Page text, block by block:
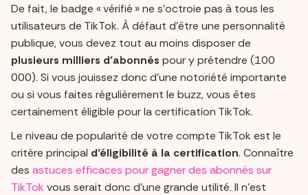
De fait, le badge « vérifié » ne s’octroie pas à tous les
utilisateurs de TikTok. À défaut d’être une personnalité
publique, vous devez tout au moins disposer de
plusieurs milliers d’abonnés pour y prétendre (100
000). Si vous jouissez donc d’une notoriété importante
ou si vous faites régulièrement le buzz, vous êtes
certainement éligible pour la certification TikTok.
Le niveau de popularité de votre compte TikTok est le
critère principal d’éligibilité à la certification. Connaître
des astuces efficaces pour gagner des abonnés sur
TikTok vous serait donc d’une grande utilité. Il n’est